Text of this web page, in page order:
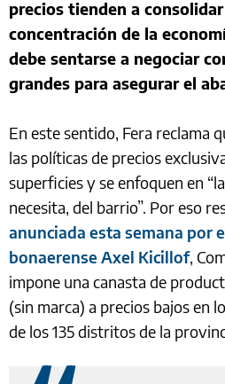
precios tienden a
concentración de la
debe sentarse a negociar
grandes para asegurar el
En este sentido, Fera reclama
las políticas de precios
superficies y se enfoquen en
necesita, del barrio”. Por eso
anunciada esta semana por
bonaerense Axel Kicillof,
impone una canasta de
(sin marca) a precios bajos en
de los 135 distritos de la